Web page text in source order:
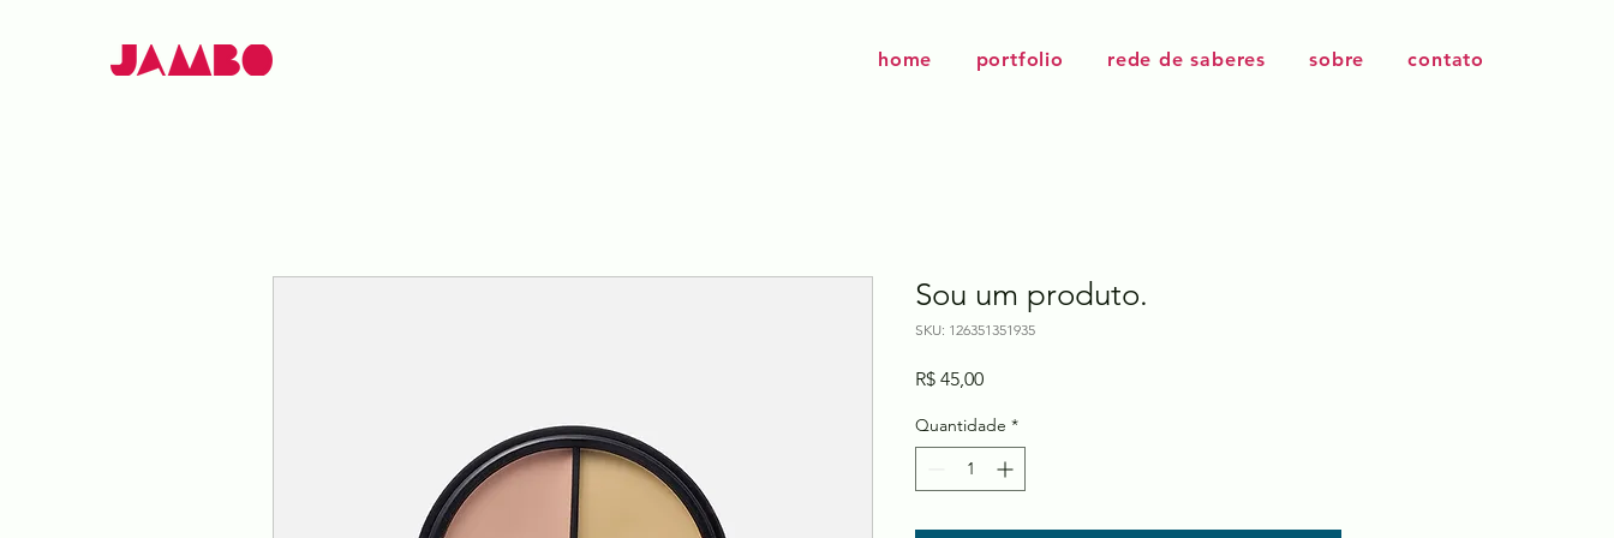
home portfolio rede de saberes sobre contato
Sou um produto.
SKU: 126351351935
R$ 45,00Preço
Quantidade *